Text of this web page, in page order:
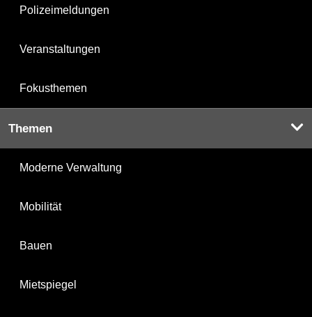
Polizeimeldungen
Veranstaltungen
Fokusthemen
Themen
Moderne Verwaltung
Mobilität
Bauen
Mietspiegel